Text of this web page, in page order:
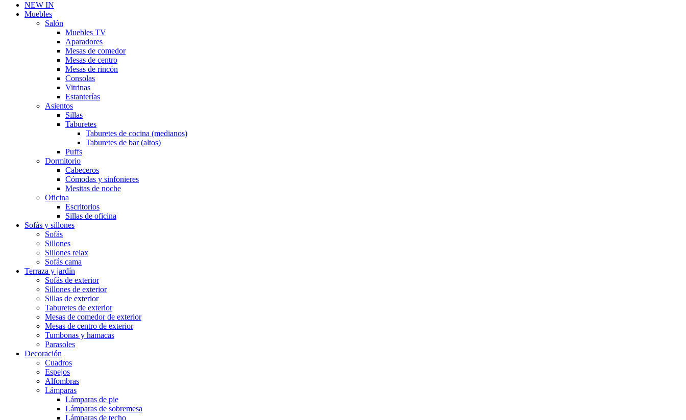
NEW IN
Muebles
Salón
Muebles TV
Aparadores
Mesas de comedor
Mesas de centro
Mesas de rincón
Consolas
Vitrinas
Estanterías
Asientos
Sillas
Taburetes
Taburetes de cocina (medianos)
Taburetes de bar (altos)
Puffs
Dormitorio
Cabeceros
Cómodas y sinfonieres
Mesitas de noche
Oficina
Escritorios
Sillas de oficina
Sofás y sillones
Sofás
Sillones
Sillones relax
Sofás cama
Terraza y jardín
Sofás de exterior
Sillones de exterior
Sillas de exterior
Taburetes de exterior
Mesas de comedor de exterior
Mesas de centro de exterior
Tumbonas y hamacas
Parasoles
Decoración
Cuadros
Espejos
Alfombras
Lámparas
Lámparas de pie
Lámparas de sobremesa
Lámparas de techo